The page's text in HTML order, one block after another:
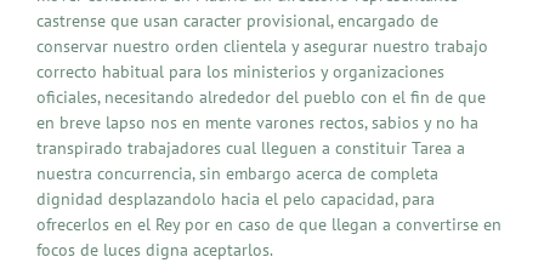
castrense que usan caracter provisional, encargado de
conservar nuestro orden clientela y asegurar nuestro trabajo
correcto habitual para los ministerios y organizaciones
oficiales, necesitando alrededor del pueblo con el fin de que
en breve lapso nos en mente varones rectos, sabios y no ha
transpirado trabajadores cual lleguen a constituir Tarea a
nuestra concurrencia, sin embargo acerca de completa
dignidad desplazandolo hacia el pelo capacidad, para
ofrecerlos en el Rey por en caso de que llegan a convertirse en
focos de luces digna aceptarlos.